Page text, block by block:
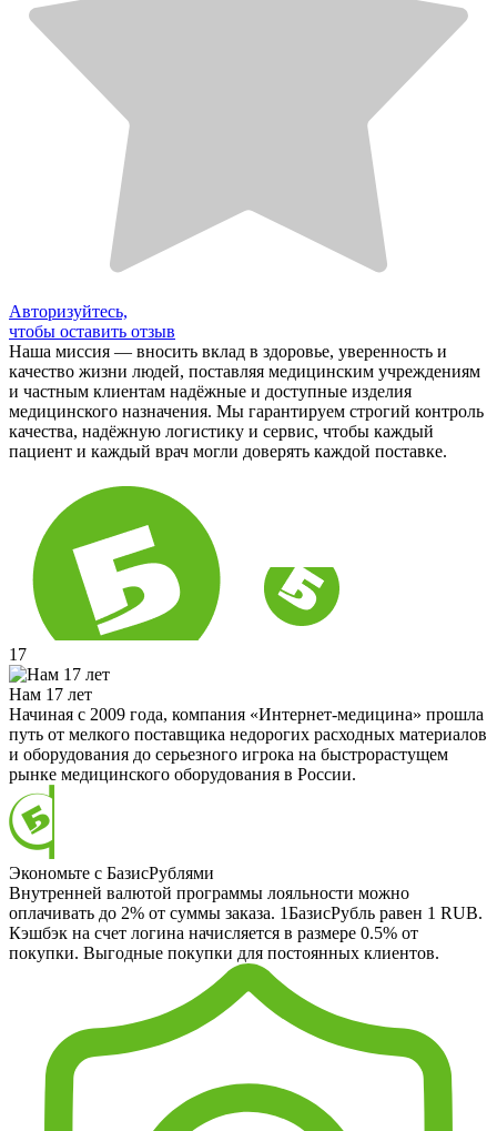
Авторизуйтесь,
чтобы оставить отзыв
Наша миссия — вносить вклад в здоровье, уверенность и
качество жизни людей, поставляя медицинским учреждениям
и частным клиентам надёжные и доступные изделия
медицинского назначения. Мы гарантируем строгий контроль
качества, надёжную логистику и сервис, чтобы каждый
пациент и каждый врач могли доверять каждой поставке.
17
Нам 17 лет
Начиная с 2009 года, компания «Интернет-медицина» прошла
путь от мелкого поставщика недорогих расходных материалов
и оборудования до серьезного игрока на быстрорастущем
рынке медицинского оборудования в России.
Экономьте с БазисРублями
Внутренней валютой программы лояльности можно
оплачивать до 2% от суммы заказа. 1БазисРубль равен 1 RUB.
Кэшбэк на счет логина начисляется в размере 0.5% от
покупки. Выгодные покупки для постоянных клиентов.